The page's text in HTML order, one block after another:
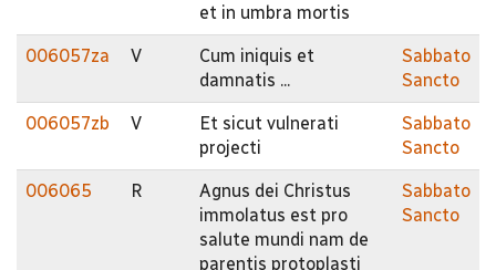
et in umbra mortis
006057za V
Cum iniquis et
damnatis ...
Sabbato
Sancto
006057zb V
Et sicut vulnerati
projecti
Sabbato
Sancto
006065 R
Agnus dei Christus
immolatus est pro
salute mundi nam de
parentis protoplasti
Sabbato
Sancto